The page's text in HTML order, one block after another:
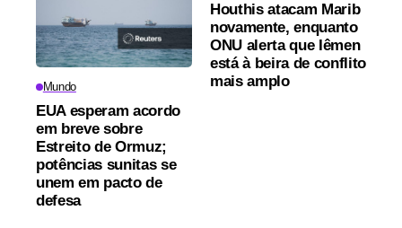
Mundo
EUA esperam acordo
em breve sobre
Estreito de Ormuz;
potências sunitas se
unem em pacto de
defesa
Houthis atacam Marib
novamente, enquanto
ONU alerta que Iêmen
está à beira de conflito
mais amplo